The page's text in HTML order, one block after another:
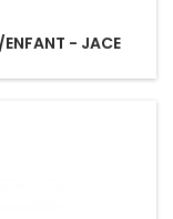
ENFANT - JACE